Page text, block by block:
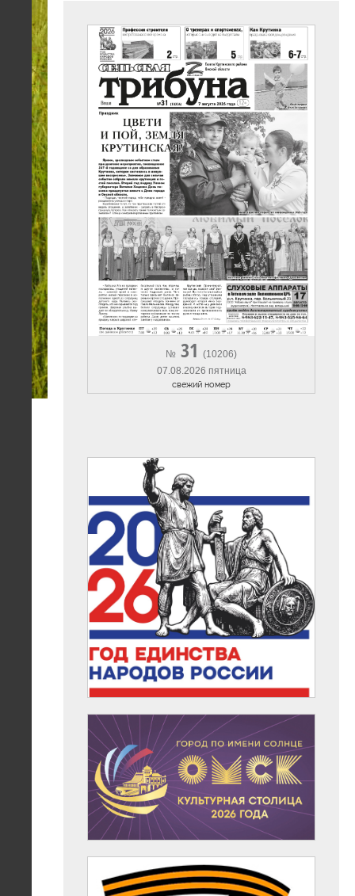
№ 31 (10206)
07.08.2026 пятница
cвежий номер